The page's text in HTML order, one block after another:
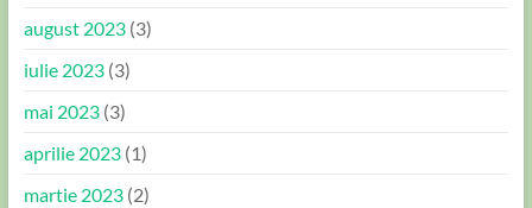
august 2023(3)
iulie 2023(3)
mai 2023(3)
aprilie 2023(1)
martie 2023(2)